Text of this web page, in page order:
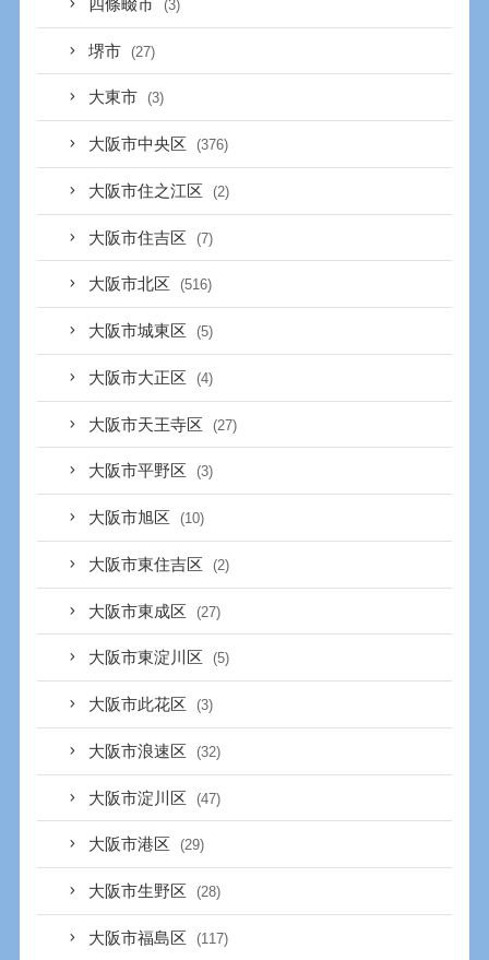
四條畷市 (3)
堺市 (27)
大東市 (3)
大阪市中央区 (376)
大阪市住之江区 (2)
大阪市住吉区 (7)
大阪市北区 (516)
大阪市城東区 (5)
大阪市大正区 (4)
大阪市天王寺区 (27)
大阪市平野区 (3)
大阪市旭区 (10)
大阪市東住吉区 (2)
大阪市東成区 (27)
大阪市東淀川区 (5)
大阪市此花区 (3)
大阪市浪速区 (32)
大阪市淀川区 (47)
大阪市港区 (29)
大阪市生野区 (28)
大阪市福島区 (117)